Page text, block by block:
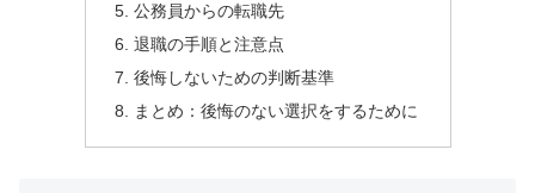
公務員からの転職先
退職の手順と注意点
後悔しないための判断基準
まとめ：後悔のない選択をするために